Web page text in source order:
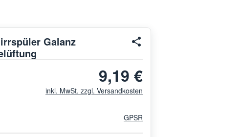
Galanz
9,19 €
inkl. MwSt. zzgl. Versandkosten
GPSR